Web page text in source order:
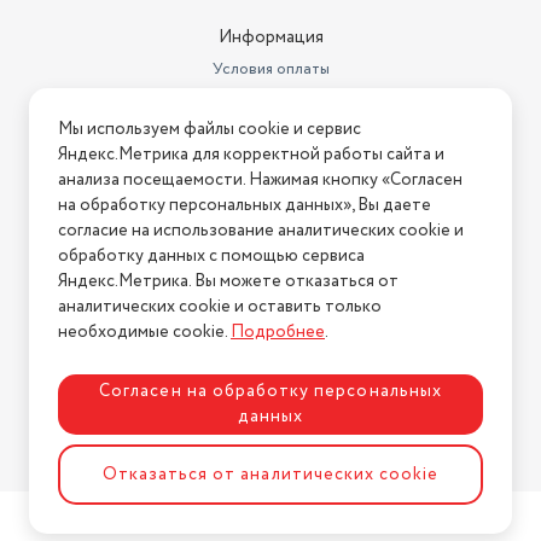
Класс пыле-влагозащиты (IP)
IP68
Технология HDR
Memory LCD
Минимальная поддерживаемая
версия Android
4.3
Цвет корпуса
черный
Дополнительная информация
Магнитная зарядка
Разрешение
200x320
Минимальная поддерживаемая
9
Версия Bluetooth
5
Совместимость с ОС
Информация
Условия оплаты
Условия возврата
Нашли ошибку на сайте? Напишите нам
2026 © Интернет-магазин "АстМаркет". У нас есть всё!
Политика конфиденциальности
Разработка сайтаASTDESIGN
Мы используем файлы cookie и сервис
Яндекс.Метрика для корректной работы сайта и
анализа посещаемости. Нажимая кнопку «Согласен
на обработку персональных данных», Вы даете
согласие на использование аналитических cookie и
обработку данных с помощью сервиса
Яндекс.Метрика. Вы можете отказаться от
аналитических cookie и оставить только
необходимые cookie.Подробнее.
Согласен на обработку персональных
данных
Отказаться от аналитических cookie